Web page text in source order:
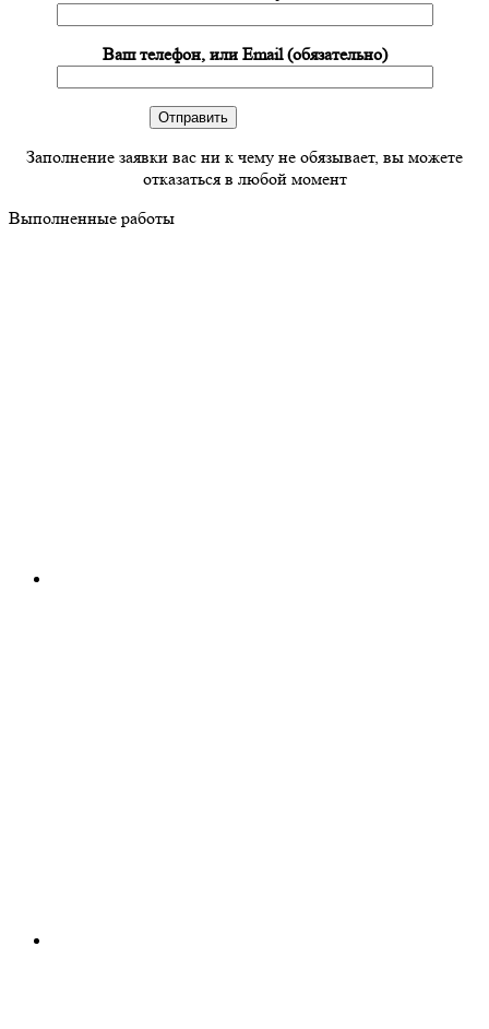
Ваш телефон, или Email (обязательно)
Заполнение заявки вас ни к чему не обязывает, вы можете
отказаться в любой момент
Выполненные работы